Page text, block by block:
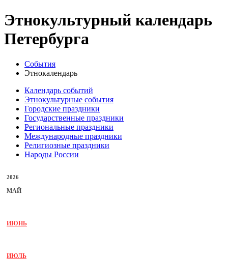
Этнокультурный календарь
Петербурга
События
Этнокалендарь
Календарь событий
Этнокультурные события
Городские праздники
Государственные праздники
Региональные праздники
Международные праздники
Религиозные праздники
Народы России
2026
МАЙ
ИЮНЬ
ИЮЛЬ